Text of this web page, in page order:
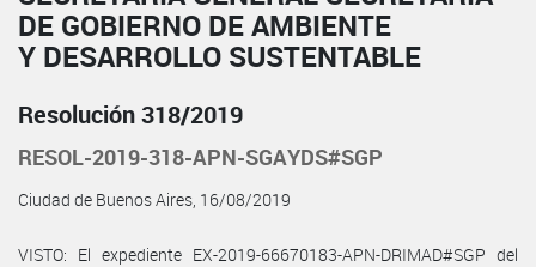
DE GOBIERNO DE AMBIENTE
Y DESARROLLO SUSTENTABLE
Resolución 318/2019
RESOL-2019-318-APN-SGAYDS#SGP
Ciudad de Buenos Aires, 16/08/2019
VISTO: El expediente EX-2019-66670183-APN-DRIMAD#SGP del